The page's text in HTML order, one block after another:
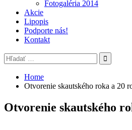
Fotogaléria 2014
Akcie
Lipopis
Podporte nás!
Kontakt
Search
for:
Home
Otvorenie skautského roka a 20
Otvorenie skautského